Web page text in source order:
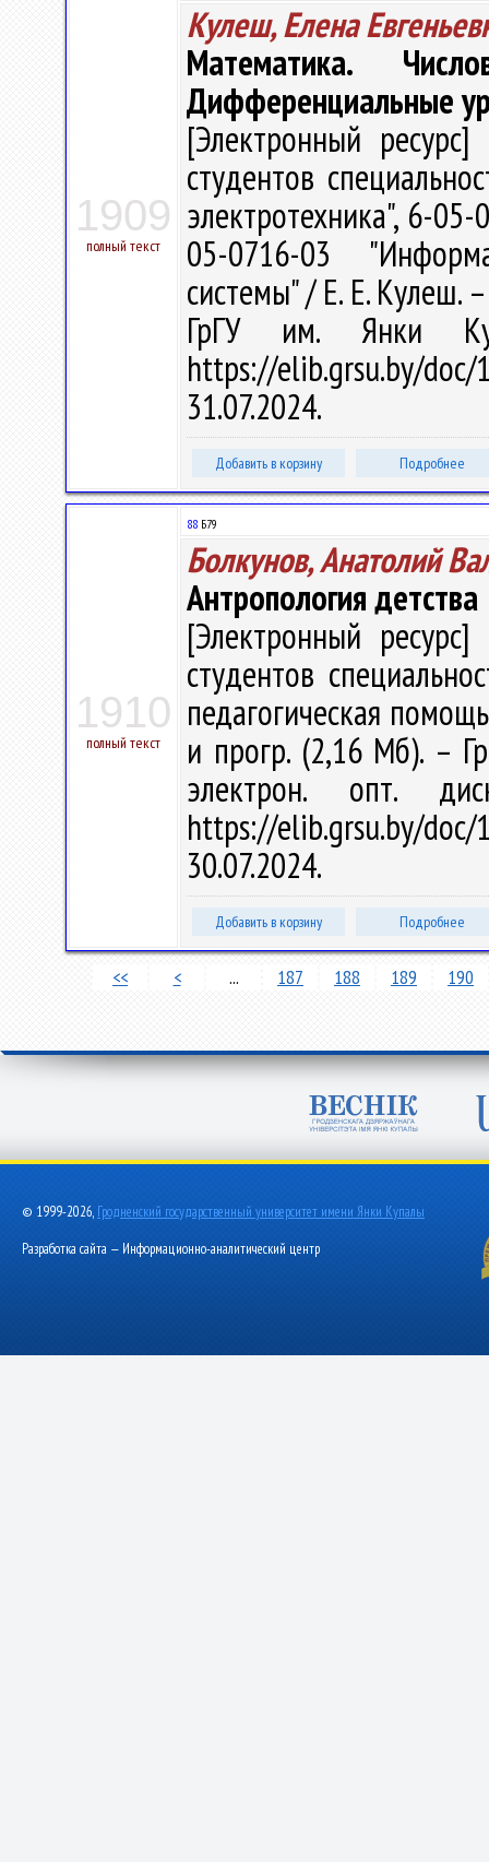
1909
полный текст
Кулеш, Елена
Математика.
Дифференциальные
[Электронный
студентов
электротехника", 6-
05-0716-03
системы" / Е. Е. Кулеш.
ГрГУ им. Янки
https://elib.grsu.by/
31.07.2024.
Добавить в корзину Подробнее
1910
полный текст
88 Б79
Болкунов, Анатолий
Антропология детства
[Электронный
студентов
педагогическая
и прогр. (2,16 Мб). –
электрон. опт.
https://elib.grsu.by/
30.07.2024.
Добавить в корзину Подробнее
<< < ... 187 188 189 190
© 1999-2026, Гродненский государственный университет имени Янки Купалы
Разработка сайта — Информационно-аналитический центр